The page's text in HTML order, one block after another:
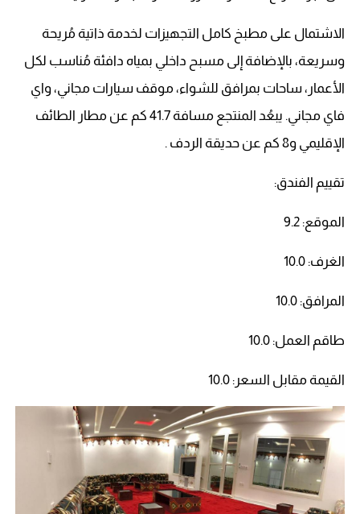
الاشتمال على مطبخ كامل التجهيزات لخدمة ذاتية مُريحة
وسريعة، بالإضافة إلى مسبح داخلي بمياه دافئة مُناسب لكل
الأعمار، ساحات بمرافق للشواء، موقف سيارات مجاني، واي
فاي مجاني. يبعُد المنتجع مسافة 41.7 كم عن مطار الطائف
الإقليمي و8 كم عن حديقة الردف .
تقييم الفندق:
الموقع: 9.2
الغرف: 10.0
المرافق: 10.0
طاقم العمل: 10.0
القيمة مقابل السعر: 10.0